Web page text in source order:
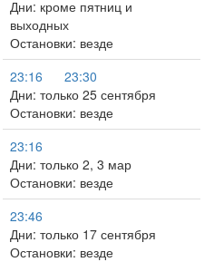
Дни: кроме пятниц и
выходных
Остановки: везде
23:16
23:30
Дни: только 25 сентября
Остановки: везде
23:16
Дни: только 2, 3 мар
Остановки: везде
23:46
Дни: только 17 сентября
Остановки: везде